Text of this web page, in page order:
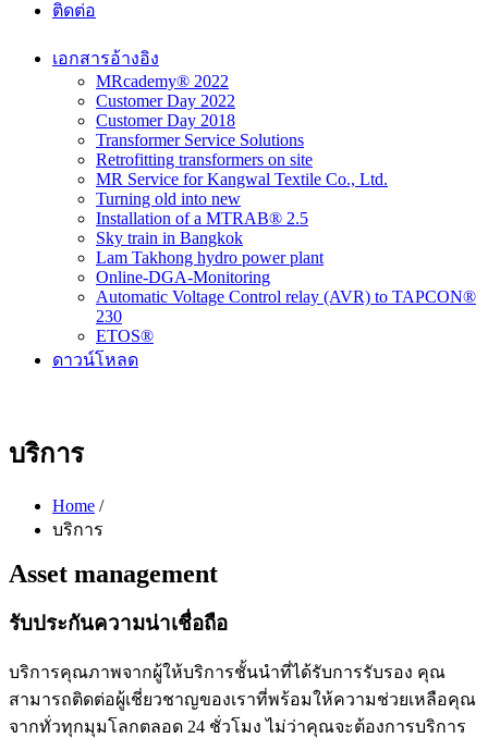
ติดต่อ
เอกสารอ้างอิง
MRcademy® 2022
Customer Day 2022
Customer Day 2018
Transformer Service Solutions
Retrofitting transformers on site
MR Service for Kangwal Textile Co., Ltd.
Turning old into new
Installation of a MTRAB® 2.5
Sky train in Bangkok
Lam Takhong hydro power plant
Online-DGA-Monitoring
Automatic Voltage Control relay (AVR) to TAPCON®
230
ETOS®
ดาวน์โหลด
บริการ
Home /
บริการ
Asset management
รับประกันความน่าเชื่อถือ
บริการคุณภาพจากผู้ให้บริการชั้นนำที่ได้รับการรับรอง คุณ
สามารถติดต่อผู้เชี่ยวชาญของเราที่พร้อมให้ความช่วยเหลือคุณ
จากทั่วทุกมุมโลกตลอด 24 ชั่วโมง ไม่ว่าคุณจะต้องการบริการ